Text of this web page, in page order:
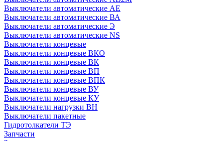
Выключатели автоматические АЕ
Выключатели автоматические ВА
Выключатели автоматические Э
Выключатели автоматические NS
Выключатели концевые
Выключатели концевые ВКО
Выключатели концевые ВК
Выключатели концевые ВП
Выключатели концевые ВПК
Выключатели концевые ВУ
Выключатели концевые КУ
Выключатели нагрузки ВН
Выключатели пакетные
Гидротолкатели ТЭ
Запчасти